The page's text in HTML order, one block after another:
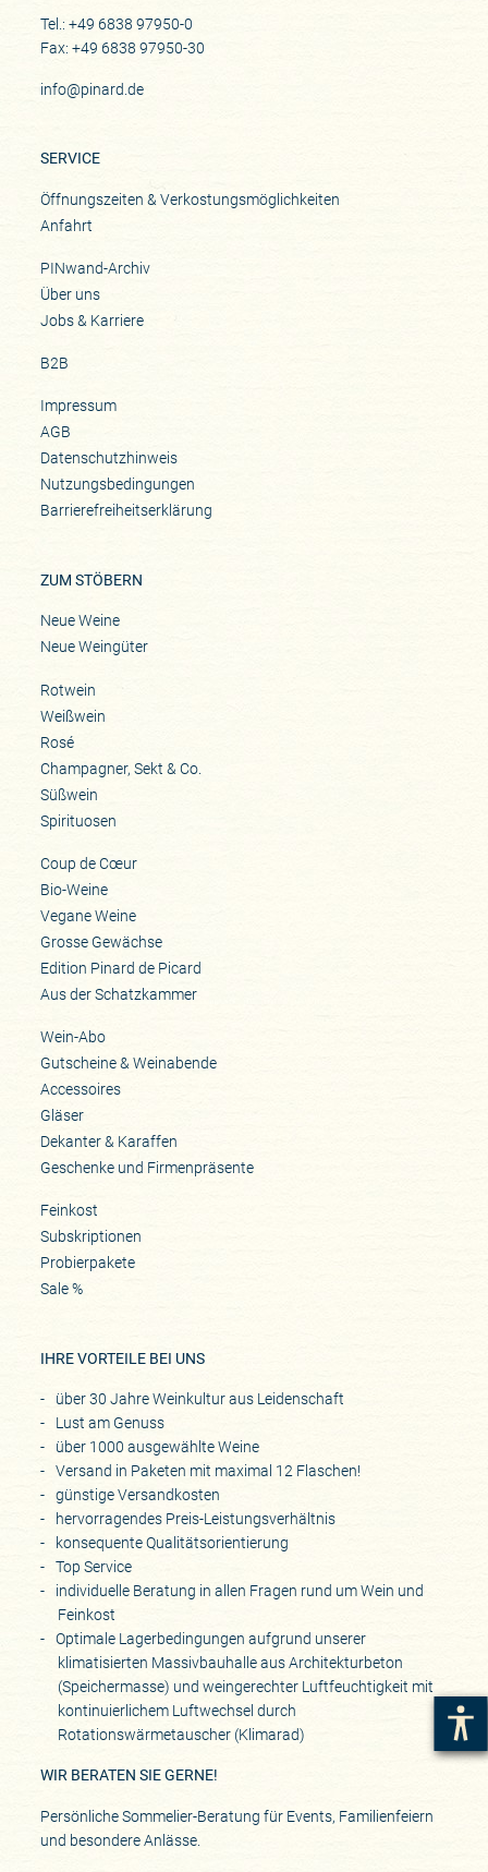
Tel.: +49 6838 97950-0
Fax: +49 6838 97950-30
info@pinard.de
SERVICE
Öffnungszeiten & Verkostungsmöglichkeiten
Anfahrt
PINwand-Archiv
Über uns
Jobs & Karriere
B2B
Impressum
AGB
Datenschutzhinweis
Nutzungsbedingungen
Barrierefreiheitserklärung
ZUM STÖBERN
Neue Weine
Neue Weingüter
Rotwein
Weißwein
Rosé
Champagner, Sekt & Co.
Süßwein
Spirituosen
Coup de Cœur
Bio-Weine
Vegane Weine
Grosse Gewächse
Edition Pinard de Picard
Aus der Schatzkammer
Wein-Abo
Gutscheine & Weinabende
Accessoires
Gläser
Dekanter & Karaffen
Geschenke und Firmenpräsente
Feinkost
Subskriptionen
Probierpakete
Sale %
IHRE VORTEILE BEI UNS
über 30 Jahre Weinkultur aus Leidenschaft
Lust am Genuss
über 1000 ausgewählte Weine
Versand in Paketen mit maximal 12 Flaschen!
günstige Versandkosten
hervorragendes Preis-Leistungsverhältnis
konsequente Qualitätsorientierung
Top Service
individuelle Beratung in allen Fragen rund um Wein und
Feinkost
Optimale Lagerbedingungen aufgrund unserer
klimatisierten Massivbauhalle aus Architekturbeton
(Speichermasse) und weingerechter Luftfeuchtigkeit mit
kontinuierlichem Luftwechsel durch
Rotationswärmetauscher (Klimarad)
WIR BERATEN SIE GERNE!
Persönliche Sommelier-Beratung für Events, Familienfeiern
und besondere Anlässe.